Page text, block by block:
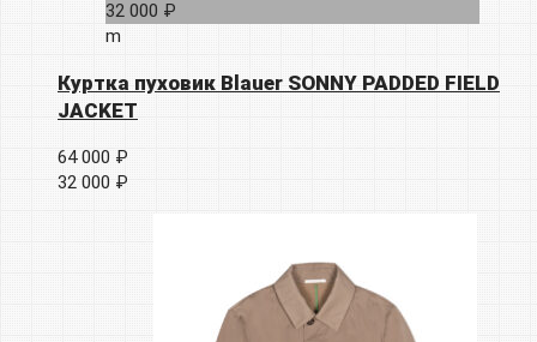
32 000 ₽
m
Куртка пуховик Blauer SONNY PADDED FIELD
JACKET
64 000 ₽
32 000 ₽